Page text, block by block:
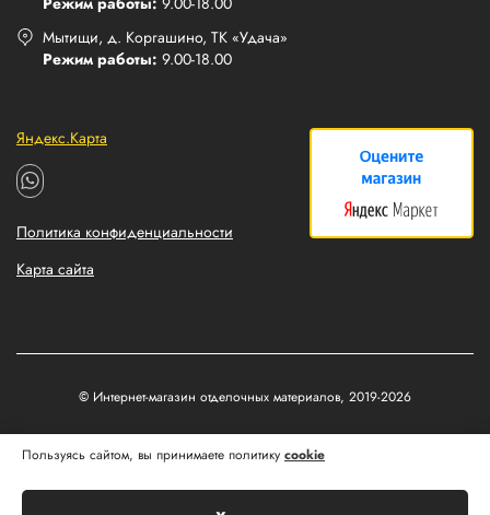
Мытищи, д. Коргашино, ТК «Удача»
Режим работы: 9.00-18.00
Яндекс.Карта
Политика конфиденциальности
Карта сайта
© Интернет-магазин отделочных материалов, 2019-2026
Matus&Kvits
Пользуясь сайтом, вы принимаете политику cookie